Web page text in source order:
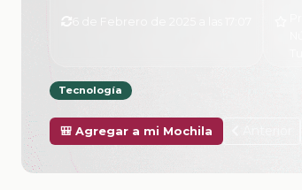
Tecnología
🎒 Agregar a mi Mochila